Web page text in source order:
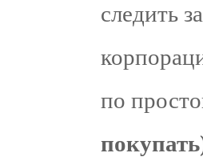
следить за
по